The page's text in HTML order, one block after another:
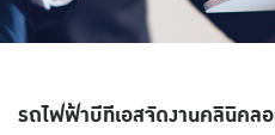
รถไฟฟ้าบีทีเอสจัดงานคลินิคล